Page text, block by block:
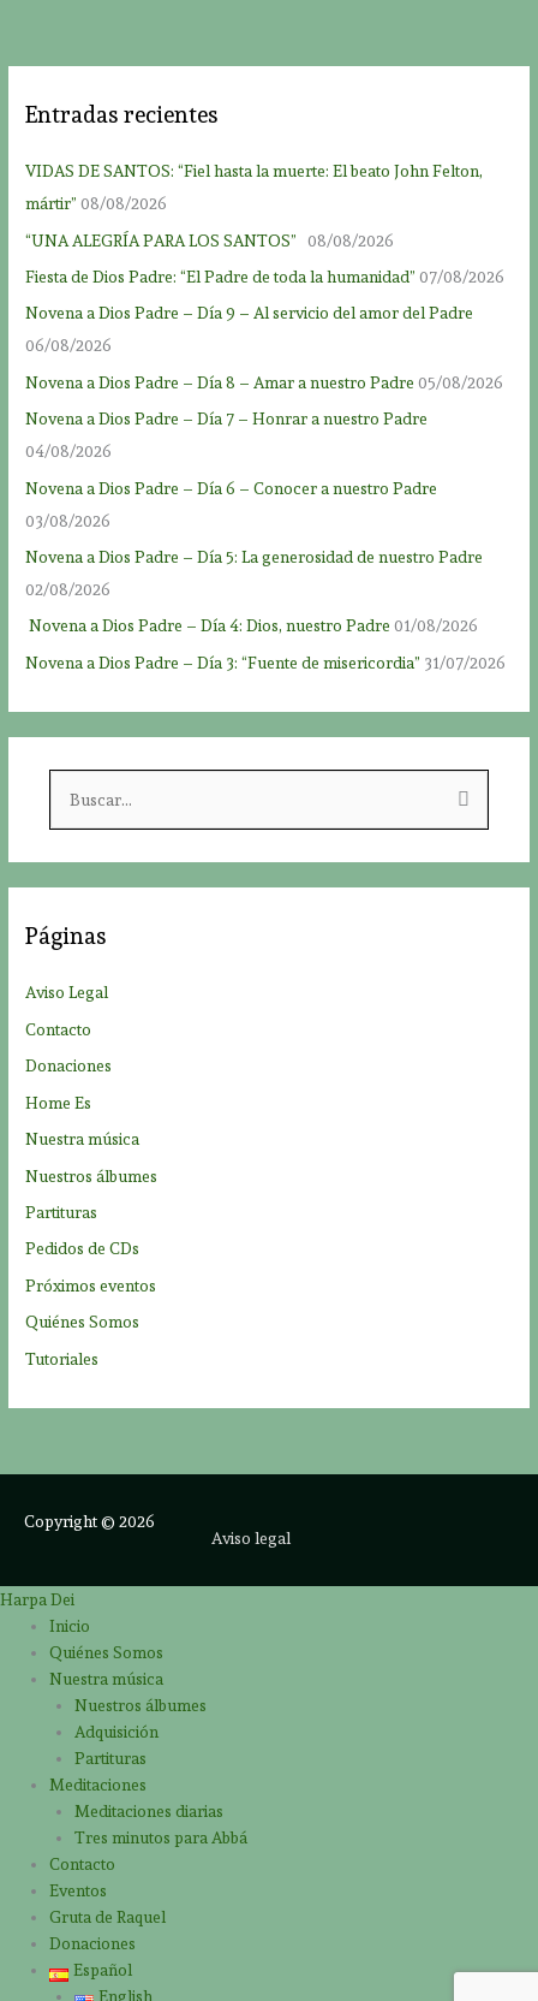
Entradas recientes
VIDAS DE SANTOS: “Fiel hasta la muerte: El beato John Felton,
mártir” 08/08/2026
“UNA ALEGRÍA PARA LOS SANTOS”
08/08/2026
Fiesta de Dios Padre: “El Padre de toda la humanidad” 07/08/2026
Novena a Dios Padre – Día 9 – Al servicio del amor del Padre
06/08/2026
Novena a Dios Padre – Día 8 – Amar a nuestro Padre 05/08/2026
Novena a Dios Padre – Día 7 – Honrar a nuestro Padre
04/08/2026
Novena a Dios Padre – Día 6 – Conocer a nuestro Padre
03/08/2026
Novena a Dios Padre – Día 5: La generosidad de nuestro Padre
02/08/2026
Novena a Dios Padre – Día 4: Dios, nuestro Padre 01/08/2026
Novena a Dios Padre – Día 3: “Fuente de misericordia” 31/07/2026
r
:
Páginas
Aviso Legal
Contacto
Donaciones
Home Es
Nuestra música
Nuestros álbumes
Partituras
Pedidos de CDs
Próximos eventos
Quiénes Somos
Tutoriales
Copyright © 2026
Aviso legal
Harpa Dei
Inicio
Quiénes Somos
Nuestra música
Nuestros álbumes
Adquisición
Partituras
Meditaciones
Meditaciones diarias
Tres minutos para Abbá
Contacto
Eventos
Gruta de Raquel
Donaciones
Español
English